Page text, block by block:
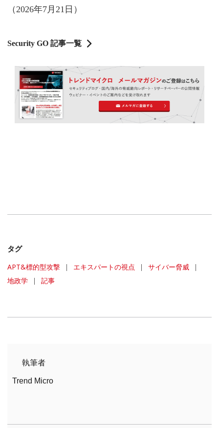
（2026年7月21日）
Security GO 記事一覧
タグ
APT&標的型攻撃 | エキスパートの視点 | サイバー脅威
|
地政学
| 記事
執筆者
Trend Micro